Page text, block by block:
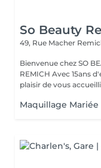
So Beauty
49, Rue Macher
Bienvenue chez SO BEAUTY L'Excellence
REMICH Avec 15ans d'expérience en France, nous avons le
plaisir de vous
Maquillage Mariée